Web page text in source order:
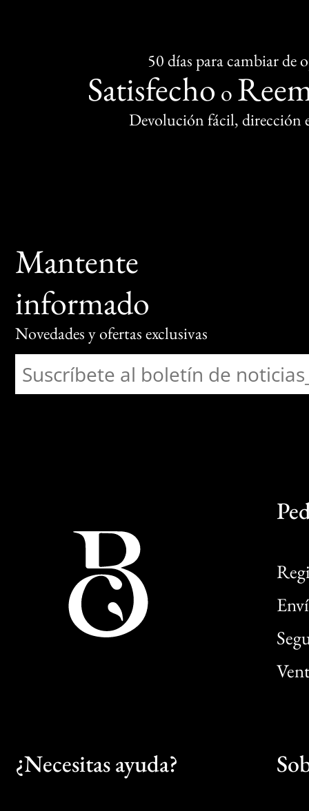
50 días para cambiar de
Satisfecho o
Devolución fácil, dirección
Mantente
informado
Novedades y ofertas exclusivas
¿Necesitas ayuda?